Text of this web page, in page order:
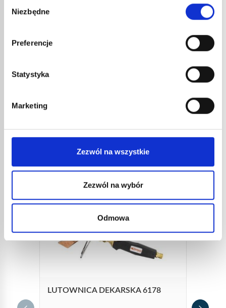
zgody
Niezbędne
Preferencje
Statystyka
Marketing
Zezwól na wszystkie
Zezwól na wybór
Odmowa
piezo
nr kat.:
REFERENCJE
LUTOWNICA DEKARSKA 6178